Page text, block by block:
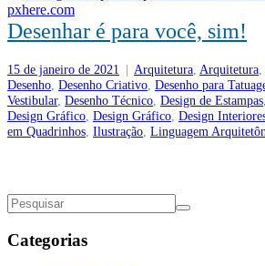
Desenhar é para você, sim!
15 de janeiro de 2021 | Arquitetura Arquitetura
Desenho Desenho Criativo Desenho para
Vestibular, Desenho Técnico Design de Estampas
Design Gráfico Design Gráfico Design
em Quadrinhos Ilustração Linguagem
Categorias